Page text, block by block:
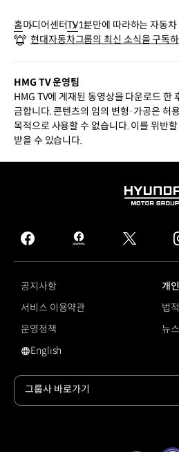
홈미디어센터TV1분만에 따라하는 자동
차그룹
현대자동차그룹의 최신 소식을 구독
HMG TV 운영팀
HMG TV에 게재된 동영상을 다운로드 한
금합니다. 콘텐츠의 임의 변형·가공은 허
목적으로 사용할 수 없습니다. 이를 위반
받을 수 있습니다.
HYUNDAI
GROUP
facebook
hmg
journal
twitter
공지사항
개
서비스 이용약관
법
운영정책
뉴
영문 사이트로 이동
English
그룹사 바로가기